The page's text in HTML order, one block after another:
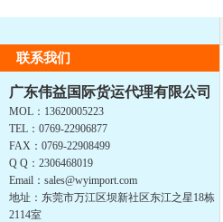
联系我们
广东伟益国际货运代理有限公司
MOL：13620005223
TEL：0769-22906877
FAX：0769-22908499
Q Q：2306468019
Email：sales@wyimport.com
地址：东莞市万江区坝新社区东江之星18栋
2114室